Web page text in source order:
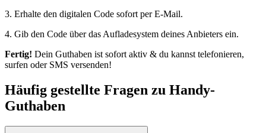
3. Erhalte den digitalen Code sofort per E-Mail.
4. Gib den Code über das Aufladesystem deines Anbieters ein.
Fertig! Dein Guthaben ist sofort aktiv & du kannst telefonieren,
surfen oder SMS versenden!
Häufig gestellte Fragen zu Handy-
Guthaben